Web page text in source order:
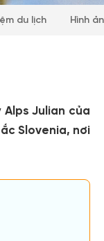
du lịch Hình
Julian của
Slovenia, nơi